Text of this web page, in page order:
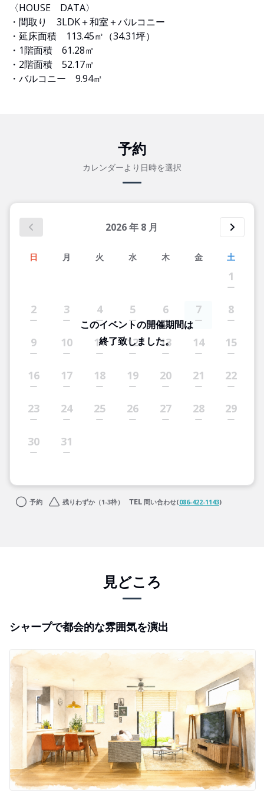
〈HOUSE DATA〉
・間取り 3LDK＋和室＋バルコニー
・延床面積 113.45㎡（34.31坪）
・1階面積 61.28㎡
・2階面積 52.17㎡
・バルコニー 9.94㎡
予約
カレンダーより日時を選択
2026年 8 月
日 月 火 水 木 金 土
1
2 3 4 5 6 7 8
9 10 11 12 13 14 15
16 17 18 19 20 21 22
23 24 25 26 27 28 29
30 31
このイベントの開催期間は
終了致しました。
予約 残りわずか（1-3枠） 問い合わせ(086-422-1143)
見どころ
シャープで都会的な雰囲気を演出